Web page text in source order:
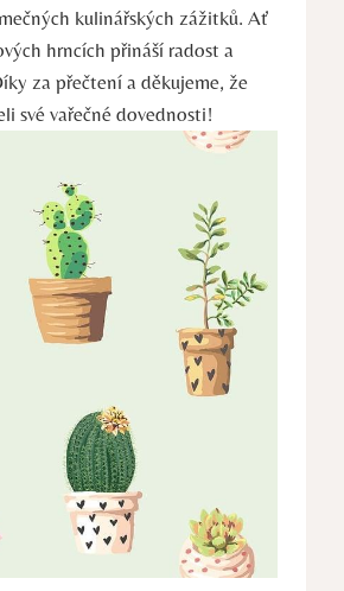
kulinářských zážitků. Ať
hrncích přináší radost a
za přečtení a děkujeme, že
své vařečné dovednosti!